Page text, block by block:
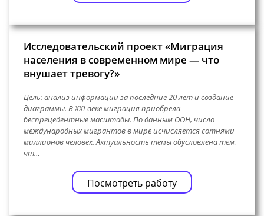
Исследовательский проект «Миграция
населения в современном мире — что
внушает тревогу?»
Цель: анализ информации за последние 20 лет и создание
диаграммы. В XXI веке миграция приобрела
беспрецедентные масштабы. По данным ООН, число
международных мигрантов в мире исчисляется сотнями
миллионов человек. Актуальность темы обусловлена тем,
чт…
Посмотреть работу